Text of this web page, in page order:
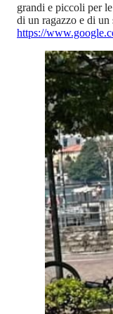
grandi e piccoli per
di un ragazzo e di un
https://